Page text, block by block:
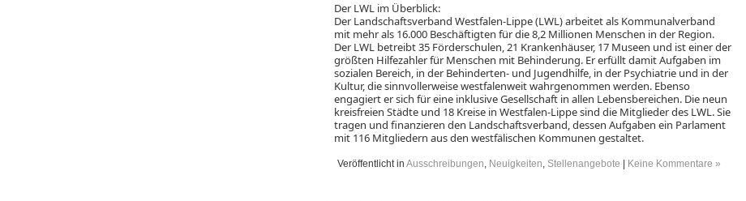
Der LWL im Überblick:
Der Landschaftsverband Westfalen-Lippe (LWL) arbeitet als Kommunalverband
mit mehr als 16.000 Beschäftigten für die 8,2 Millionen Menschen in der Region.
Der LWL betreibt 35 Förderschulen, 21 Krankenhäuser, 17 Museen und ist einer der
größten Hilfezahler für Menschen mit Behinderung. Er erfüllt damit Aufgaben im
sozialen Bereich, in der Behinderten- und Jugendhilfe, in der Psychiatrie und in der
Kultur, die sinnvollerweise westfalenweit wahrgenommen werden. Ebenso
engagiert er sich für eine inklusive Gesellschaft in allen Lebensbereichen. Die neun
kreisfreien Städte und 18 Kreise in Westfalen-Lippe sind die Mitglieder des LWL. Sie
tragen und finanzieren den Landschaftsverband, dessen Aufgaben ein Parlament
mit 116 Mitgliedern aus den westfälischen Kommunen gestaltet.
Veröffentlicht in Ausschreibungen, Neuigkeiten, Stellenangebote Keine Kommentare »